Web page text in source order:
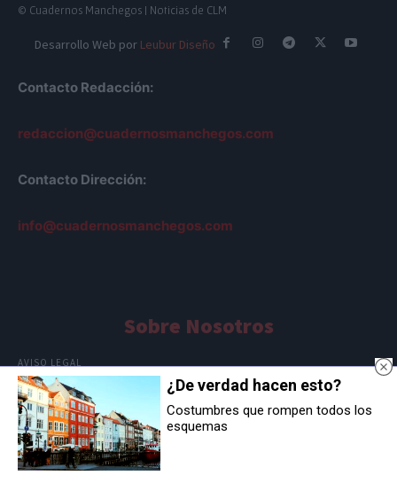
© Cuadernos Manchegos | Noticias de CLM
Desarrollo Web por Leubur Diseño
Contacto Redacción:
redaccion@cuadernosmanchegos.com
Contacto Dirección:
info@cuadernosmanchegos.com
Sobre Nosotros
AVISO LEGAL
POLÍTICA DE COOKIES
POLÍTICA DE PRIVACIDAD
¿De verdad hacen esto?
Costumbres que rompen todos los
esquemas